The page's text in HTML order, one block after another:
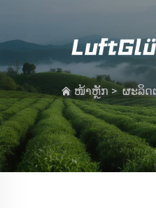
ໜ້າຫຼັກ >ຜະລິດ